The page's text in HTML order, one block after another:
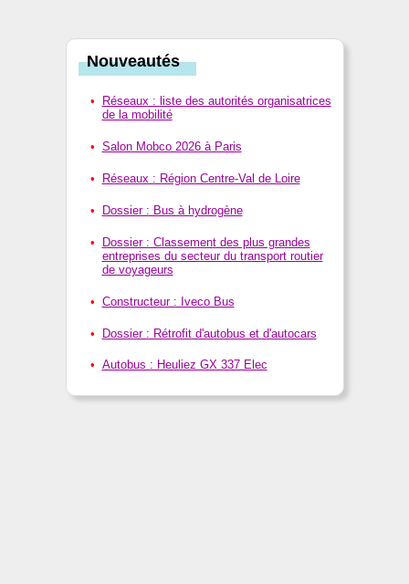
Nouveautés
Réseaux : liste des autorités organisatrices
de la mobilité
Salon Mobco 2026 à Paris
Réseaux : Région Centre-Val de Loire
Dossier : Bus à hydrogène
Dossier : Classement des plus grandes
entreprises du secteur du transport routier
de voyageurs
Constructeur : Iveco Bus
Dossier : Rétrofit d'autobus et d'autocars
Autobus : Heuliez GX 337 Elec